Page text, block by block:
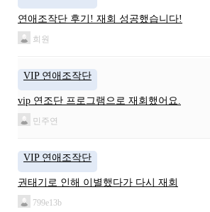
연애조작단 후기! 재회 성공했습니다!
희원
VIP 연애조작단
vip 연조단 프로그램으로 재회했어요.
민주연
VIP 연애조작단
권태기로 인해 이별했다가 다시 재회
799e13b